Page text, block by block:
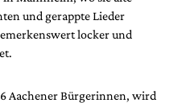
und gerappte Lieder
locker und
Aachener Bürgerinnen, wird